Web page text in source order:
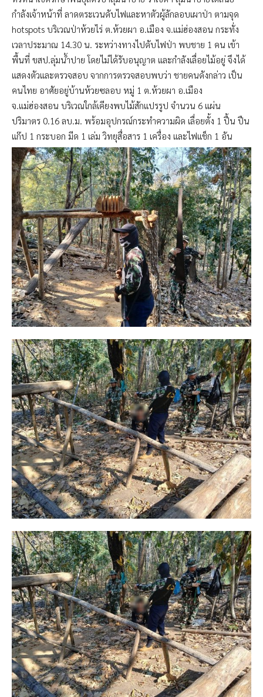
กำลังเจ้าหน้าที่ ลาดตระเวนดับไฟและหาตัวผู้ลักลอบเผาป่า ตามจุด
hotspots บริเวณป่าห้วยไร่ ต.ห้วยผา อ.เมือง จ.แม่ฮ่องสอน กระทั่ง
เวลาประมาณ 14.30 น. ระหว่างทางไปดับไฟป่า พบชาย 1 คน เข้า
พื้นที่ ขสป.ลุ่มน้ำปาย โดยไม่ได้รับอนุญาต และกำลังเลื่อยไม้อยู่ จึงได้
แสดงตัวและตรวจสอบ จากการตรวจสอบพบว่า ชายคนดังกล่าว เป็น
คนไทย อาศัยอยู่บ้านห้วยซลอบ หมู่ 1 ต.ห้วยผา อ.เมือง
จ.แม่ฮ่องสอน บริเวณใกล้เคียงพบไม้สักแปรรูป จำนวน 6 แผ่น
ปริมาตร 0.16 ลบ.ม. พร้อมอุปกรณ์กระทำความผิด เลื่อยตั้ง 1 ปื้น ปืน
แก๊ป 1 กระบอก มีด 1 เล่ม วิทยุสื่อสาร 1 เครื่อง และไฟแช็ก 1 อัน